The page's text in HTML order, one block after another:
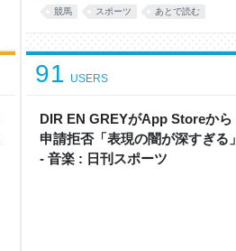
競馬 スポーツ あとで読む
DIR EN GREYがApp Storeから
申請拒否「表現の闇が深すぎる」
- 音楽 : 日刊スポーツ
91 USERS